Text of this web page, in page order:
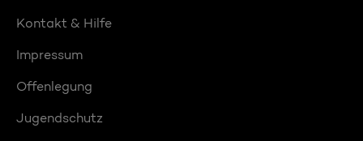
Kontakt & Hilfe
Impressum
Offenlegung
Jugendschutz